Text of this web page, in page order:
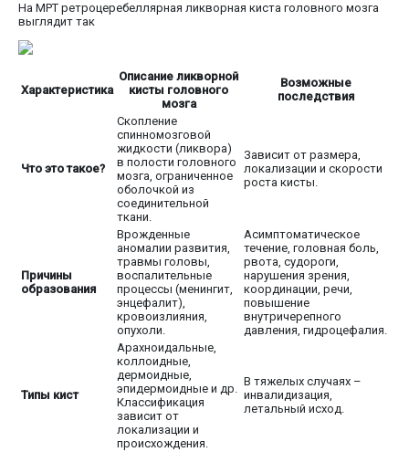
На МРТ ретроцеребеллярная ликворная киста головного мозга
выглядит так
Характеристика
Описание ликворной
кисты головного
мозга
Возможные
последствия
Что это такое?
Скопление
спинномозговой
жидкости (ликвора)
в полости головного
мозга, ограниченное
оболочкой из
соединительной
ткани.
Зависит от размера,
локализации и скорости
роста кисты.
Причины
образования
Врожденные
аномалии развития,
травмы головы,
воспалительные
процессы (менингит,
энцефалит),
кровоизлияния,
опухоли.
Асимптоматическое
течение, головная боль,
рвота, судороги,
нарушения зрения,
координации, речи,
повышение
внутричерепного
давления, гидроцефалия.
Типы кист
Арахноидальные,
коллоидные,
дермоидные,
эпидермоидные и др.
Классификация
зависит от
локализации и
происхождения.
В тяжелых случаях –
инвалидизация,
летальный исход.